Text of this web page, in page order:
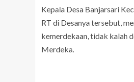
Kepala Desa Banjarsari
RT di Desanya tersebut,
kemerdekaan, tidak kalah
Merdeka.